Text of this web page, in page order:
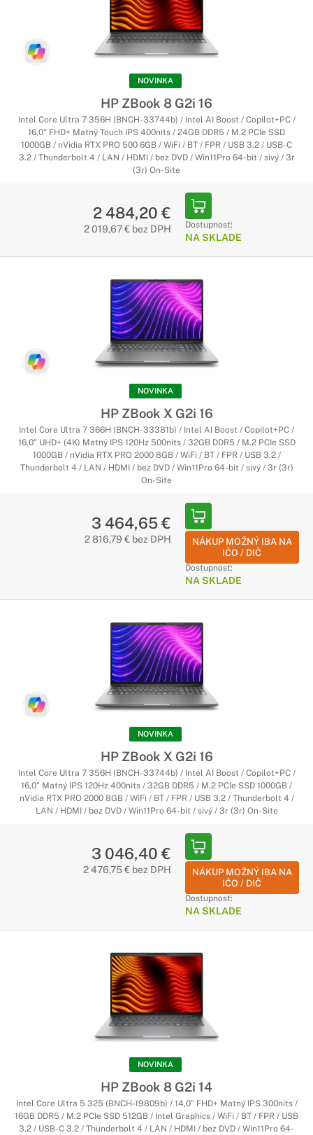
NOVINKA
HP ZBook 8 G2i 16
Intel Core Ultra 7 356H (BNCH-33744b) / Intel AI Boost / Copilot+PC /
16,0" FHD+ Matný Touch IPS 400nits / 24GB DDR5 / M.2 PCIe SSD
1000GB / nVidia RTX PRO 500 6GB / WiFi / BT / FPR / USB 3.2 / USB-C
3.2 / Thunderbolt 4 / LAN / HDMI / bez DVD / Win11Pro 64-bit / sivý / 3r
(3r) On-Site
2 484,20 €
2 019,67 € bez DPH Dostupnosť:
NA SKLADE
NOVINKA
HP ZBook X G2i 16
Intel Core Ultra 7 366H (BNCH-33381b) / Intel AI Boost / Copilot+PC /
16,0" UHD+ (4K) Matný IPS 120Hz 500nits / 32GB DDR5 / M.2 PCIe SSD
1000GB / nVidia RTX PRO 2000 8GB / WiFi / BT / FPR / USB 3.2 /
Thunderbolt 4 / LAN / HDMI / bez DVD / Win11Pro 64-bit / sivý / 3r (3r)
On-Site
3 464,65 €
2 816,79 € bez DPH
NÁKUP MOŽNÝ IBA NA
IČO / DIČ
Dostupnosť:
NA SKLADE
NOVINKA
HP ZBook X G2i 16
Intel Core Ultra 7 356H (BNCH-33744b) / Intel AI Boost / Copilot+PC /
16,0" Matný IPS 120Hz 400nits / 32GB DDR5 / M.2 PCIe SSD 1000GB /
nVidia RTX PRO 2000 8GB / WiFi / BT / FPR / USB 3.2 / Thunderbolt 4 /
LAN / HDMI / bez DVD / Win11Pro 64-bit / sivý / 3r (3r) On-Site
3 046,40 €
2 476,75 € bez DPH
NÁKUP MOŽNÝ IBA NA
IČO / DIČ
Dostupnosť:
NA SKLADE
NOVINKA
HP ZBook 8 G2i 14
Intel Core Ultra 5 325 (BNCH-19809b) / 14,0" FHD+ Matný IPS 300nits /
16GB DDR5 / M.2 PCIe SSD 512GB / Intel Graphics / WiFi / BT / FPR / USB
3.2 / USB-C 3.2 / Thunderbolt 4 / LAN / HDMI / bez DVD / Win11Pro 64-